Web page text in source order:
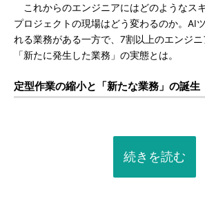
これからのエンジニアにはどのようなス
プロジェクトの現場はどう変わるのか。AI
れる業務がある一方で、7割以上のエンジ
「新たに発生した業務」の実態とは。
定型作業の縮小と「新たな業務」の誕生
続きを読む